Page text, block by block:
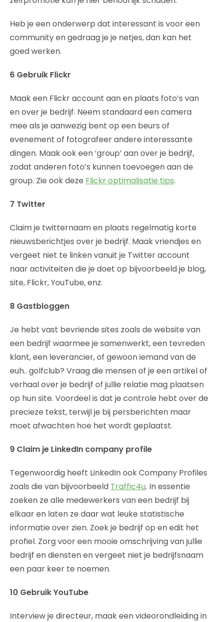
Heb je een onderwerp dat interessant is voor een
community en gedraag je je netjes, dan kan het
goed werken.
6 Gebruik Flickr
Maak een Flickr account aan en plaats foto’s van
en over je bedrijf. Neem standaard een camera
mee als je aanwezig bent op een beurs of
evenement of fotografeer andere interessante
dingen. Maak ook een ‘group’ aan over je bedrijf,
zodat anderen foto’s kunnen toevoegen aan de
group. Zie ook deze Flickr optimalisatie tips.
7 Twitter
Claim je twitternaam en plaats regelmatig korte
nieuwsberichtjes over je bedrijf. Maak vriendjes en
vergeet niet te linken vanuit je Twitter account
naar activiteiten die je doet op bijvoorbeeld je blog,
site, Flickr, YouTube, enz.
8 Gastbloggen
Je hebt vast bevriende sites zoals de website van
een bedrijf waarmee je samenwerkt, een tevreden
klant, een leverancier, of gewoon iemand van de
euh.. golfclub? Vraag die mensen of je een artikel of
verhaal over je bedrijf of jullie relatie mag plaatsen
op hun site. Voordeel is dat je controle hebt over de
precieze tekst, terwijl je bij persberichten maar
moet afwachten hoe het wordt geplaatst.
9 Claim je LinkedIn company profile
Tegenwoordig heeft LinkedIn ook Company Profiles
zoals die van bijvoorbeeld Traffic4u. In essentie
zoeken ze alle medewerkers van een bedrijf bij
elkaar en laten ze daar wat leuke statistische
informatie over zien. Zoek je bedrijf op en edit het
profiel. Zorg voor een mooie omschrijving van jullie
bedrijf en diensten en vergeet niet je bedrijfsnaam
een paar keer te noemen.
10 Gebruik YouTube
Interview je directeur, maak een videorondleiding in